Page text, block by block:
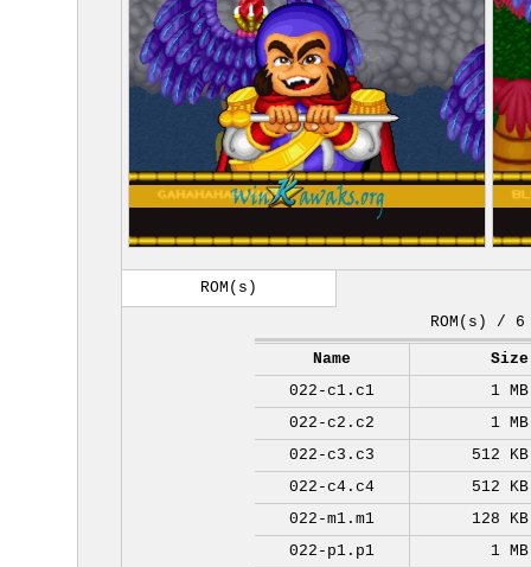
ROM(s)
ROM(s) / 6
Name
Size
022-c1.c1
1 MB
022-c2.c2
1 MB
022-c3.c3
512 KB
022-c4.c4
512 KB
022-m1.m1
128 KB
022-p1.p1
1 MB